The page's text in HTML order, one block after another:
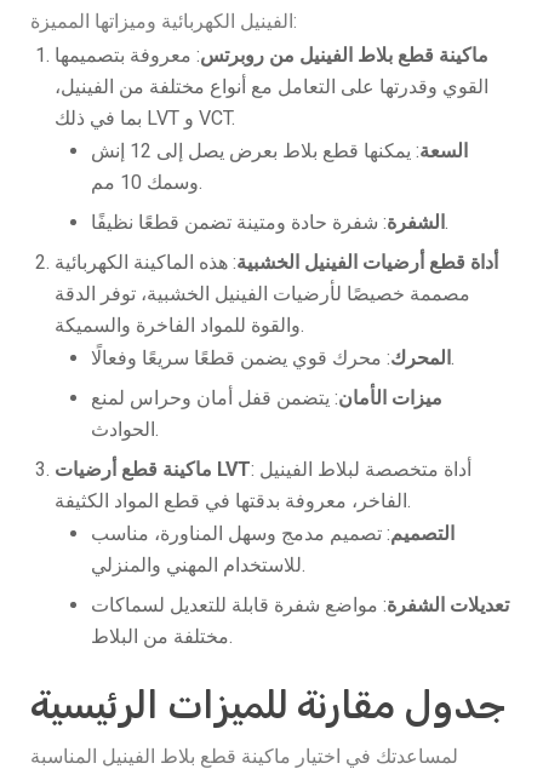
الفينيل الكهربائية وميزاتها المميزة:
ماكينة قطع بلاط الفينيل من روبرتس: معروفة بتصميمها
القوي وقدرتها على التعامل مع أنواع مختلفة من الفينيل،
بما في ذلك LVT و VCT.
السعة
: يمكنها قطع بلاط بعرض يصل إلى 12 إنش
وسمك 10 مم.
الشفرة: شفرة حادة ومتينة تضمن قطعًا نظيفًا.
أداة قطع أرضيات الفينيل الخشبية: هذه الماكينة الكهربائية
مصممة خصيصًا لأرضيات الفينيل الخشبية، توفر الدقة
والقوة للمواد الفاخرة والسميكة.
المحرك: محرك قوي يضمن قطعًا سريعًا وفعالًا.
ميزات الأمان: يتضمن قفل أمان وحراس لمنع
الحوادث.
ماكينة قطع أرضيات LVT: أداة متخصصة لبلاط الفينيل
الفاخر، معروفة بدقتها في قطع المواد الكثيفة.
التصميم: تصميم مدمج وسهل المناورة، مناسب
للاستخدام المهني والمنزلي.
تعديلات الشفرة: مواضع شفرة قابلة للتعديل لسماكات
مختلفة من البلاط.
جدول مقارنة للميزات الرئيسية
لمساعدتك في اختيار ماكينة قطع بلاط الفينيل المناسبة